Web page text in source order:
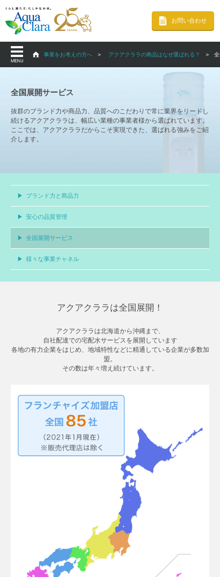
お問い合わせ
事業をお考えの方へ アクアクララの商品はなぜ選ばれる？
全国展開サービス
抜群のブランド力や商品力、品質へのこだわりで常に業界をリードし
続けるアクアクララは、幅広い業種の事業者様から選ばれています。
ここでは、アクアクララだからこそ実現できた、選ばれる強みをご紹
介します。
▶ ブランド力と商品力
▶ 安心の品質管理
▶ 全国展開サービス
▶ 様々な事業チャネル
アクアクララは全国展開！
アクアクララは北海道から沖縄まで、
自社配達での宅配水サービスを展開しています
各地の有力企業をはじめ、地域特性などに精通している企業が多数加
盟。
その数は年々増え続けています。